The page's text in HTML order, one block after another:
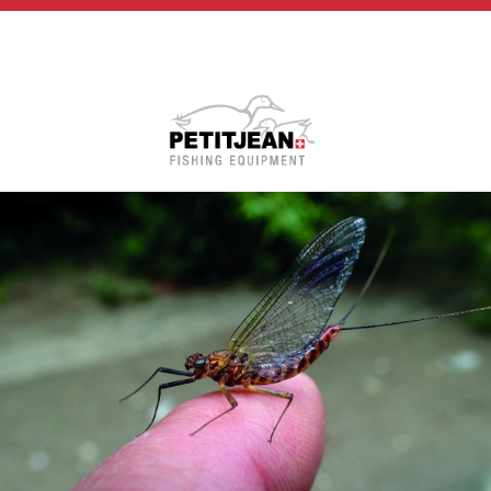
Vidéos
MP-Books
Press